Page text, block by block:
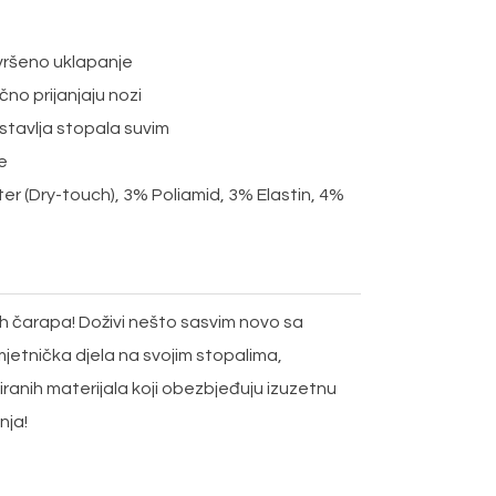
uklapanje
prijanjaju nozi
stopala suvim
(Dry-touch), 3% Poliamid, 3% Elastin, 4%
čarapa! Doživi nešto sasvim novo sa
djela na svojim stopalima,
materijala koji obezbjeđuju izuzetnu